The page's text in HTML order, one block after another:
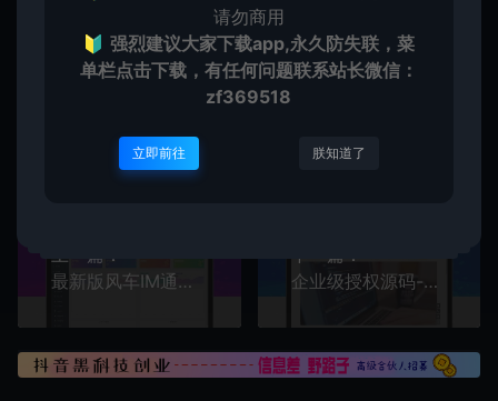
创优 创优邦，12年风雨同舟，欢迎您一起缔造！
上一篇：
最新版风车IM通讯iosapph5三端源码及视频教程
下一篇：
企业级授权源码-高价值企业授权系统 内含授权系统 工单系统和盗版检测功能
请勿商用
🔰强烈建议大家下载app,永久防失联，菜
单栏点击下载，有任何问题联系站长微信：
zf369518
立即前往 朕知道了